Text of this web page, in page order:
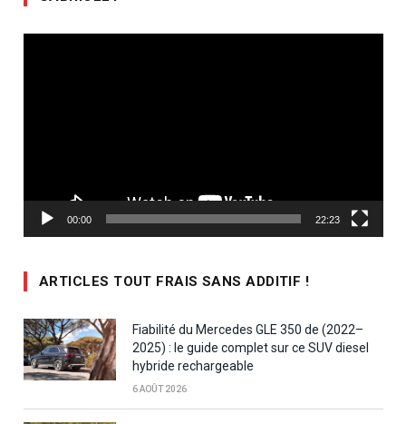
00:00 22:23
ARTICLES TOUT FRAIS SANS ADDITIF !
Fiabilité du Mercedes GLE 350 de (2022–
2025) : le guide complet sur ce SUV diesel
hybride rechargeable
6 AOÛT 2026